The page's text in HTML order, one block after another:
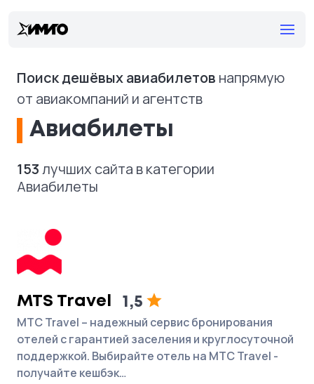
Поиск дешёвых авиабилетов напрямую
от авиакомпаний и агентств
Авиабилеты
153лучших сайта в категории
Авиабилеты
MTS Travel 1,5
МТС Travel – надежный сервис бронирования
отелей с гарантией заселения и круглосуточной
поддержкой. Выбирайте отель на МТС Travel -
получайте кешбэк…